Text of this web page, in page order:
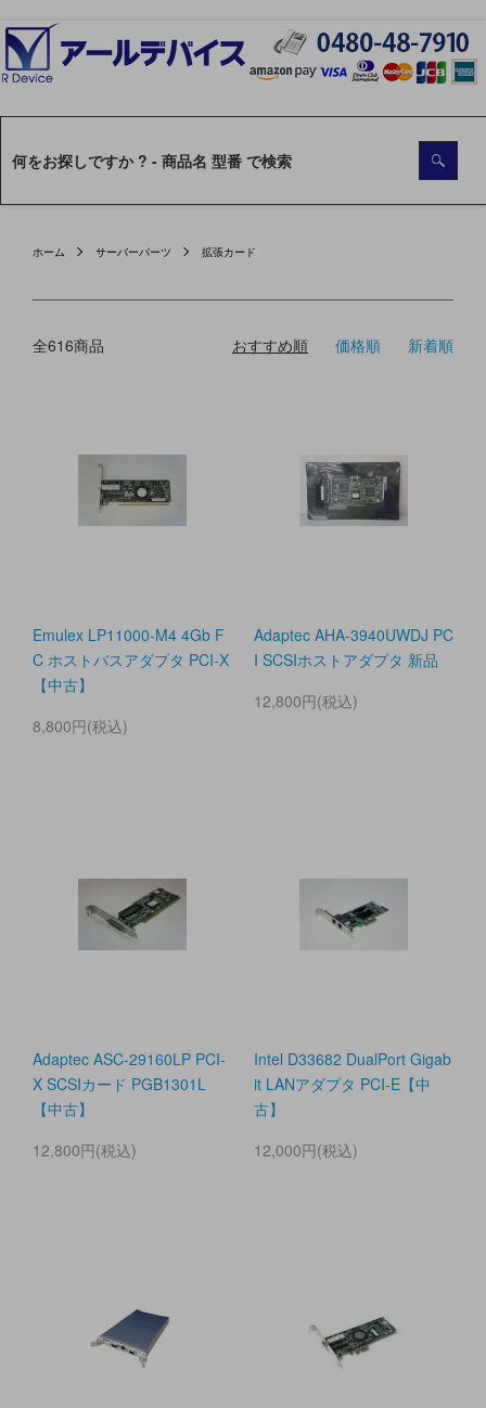
ホーム サーバーパーツ 拡張カード
全616商品 おすすめ順 価格順 新着順
Emulex LP11000-M4 4Gb F
C ホストバスアダプタ PCI-X
【中古】
8,800円(税込)
Adaptec AHA-3940UWDJ PC
I SCSIホストアダプタ 新品
12,800円(税込)
Adaptec ASC-29160LP PCI-
X SCSIカード PGB1301L
【中古】
12,800円(税込)
Intel D33682 DualPort Gigab
it LANアダプタ PCI-E【中
古】
12,000円(税込)